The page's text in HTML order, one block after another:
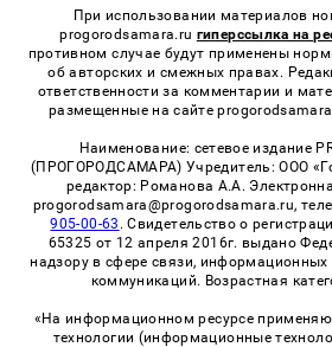
При использовании материалов
progorodsamara.ru гиперссылка на
противном случае будут применены
об авторских и смежных правах.
ответственности за комментарии и
размещенные на сайте
Наименование: сетевое издание
(ПРОГОРОДСАМАРА) Учредитель: ООО
редактор: Романова А.А.
progorodsamara@progorodsamara.ru,
905-00-63 . Свидетельство о
65325 от 12 апреля 2016г. выдано
надзору в сфере связи, информационных
коммуникаций. Возрастная
«На информационном ресурсе
технологии (информационные